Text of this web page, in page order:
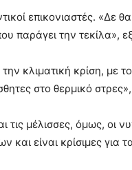
επικονιαστές. «Δε
παράγει την τεκίλα»,
κλιματική κρίση, με
στο θερμικό
τις μέλισσες, όμως, οι
και είναι κρίσιμες